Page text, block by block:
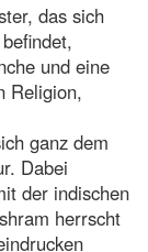
das sich
und eine
Religion,
ganz dem
Dabei
der indischen
herrscht